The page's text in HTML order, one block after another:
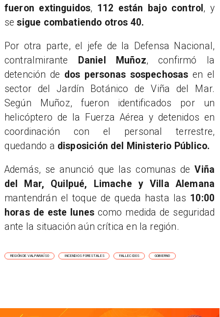
fueron extinguidos, 112 están bajo control , y
sesigue combatiendo otros 40.
​Por otra parte, el jefe de la Defensa Nacional,
contralmirante Daniel Muñoz, confirmó la
detención de dos personas sospechosas en el
sector del Jardín Botánico de Viña del Mar.
Según Muñoz, fueron identificados por un
helicóptero de la Fuerza Aérea y detenidos en
coordinación con el personal terrestre,
quedando a disposición del Ministerio Público.
​Además, se anunció que las comunas de Viña
del Mar, Quilpué, Limache y Villa Alemana
mantendrán el toque de queda hasta las 10:00
horas de este lunes como medida de seguridad
ante la situación aún crítica en la región.
REGIÓN DE VALPARAÍSO INCENDIOS FORESTALES FALLECIDOS GOBIERNO